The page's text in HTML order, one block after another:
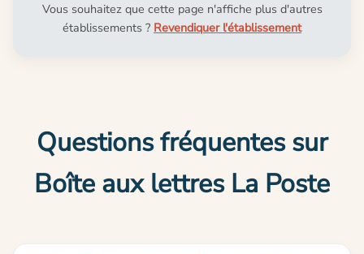
Vous souhaitez que cette page n'affiche plus d'autres
établissements ? Revendiquer l'établissement
Questions fréquentes sur
Boîte aux lettres La Poste